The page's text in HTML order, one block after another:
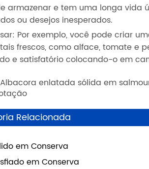
armazenar e tem uma longa
ou desejos inesperados.
Por exemplo, você pode criar
frescos, como alface, tomate e
e satisfatório colocando-o em
enlatada sólida em
Relacionada
em Conserva
em Conserva